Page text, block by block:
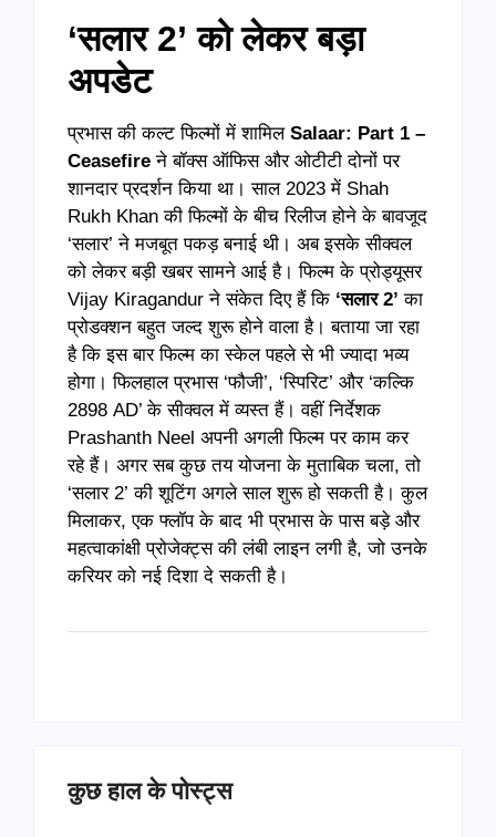
‘सलार 2’को लेकर बड़ा
अपडेट
प्रभास की कल्ट फिल्मों में शामिल Salaar: Part 1 –
Ceasefire ने बॉक्स ऑफिस और ओटीटी दोनों पर
शानदार प्रदर्शन किया था। साल 2023 में Shah
Rukh Khan की फिल्मों के बीच रिलीज होने के बावजूद
‘सलार’ ने मजबूत पकड़ बनाई थी। अब इसके सीक्वल
को लेकर बड़ी खबर सामने आई है। फिल्म के प्रोड्यूसर
Vijay Kiragandur ने संकेत दिए हैं कि ‘सलार 2’ का
प्रोडक्शन बहुत जल्द शुरू होने वाला है। बताया जा रहा
है कि इस बार फिल्म का स्केल पहले से भी ज्यादा भव्य
होगा। फिलहाल प्रभास ‘फौजी’, ‘स्पिरिट’ और ‘कल्कि
2898 AD’ के सीक्वल में व्यस्त हैं। वहीं निर्देशक
Prashanth Neel अपनी अगली फिल्म पर काम कर
रहे हैं। अगर सब कुछ तय योजना के मुताबिक चला, तो
‘सलार 2’ की शूटिंग अगले साल शुरू हो सकती है। कुल
मिलाकर, एक फ्लॉप के बाद भी प्रभास के पास बड़े और
महत्वाकांक्षी प्रोजेक्ट्स की लंबी लाइन लगी है, जो उनके
करियर को नई दिशा दे सकती है।
कुछ हाल के पोस्ट्स